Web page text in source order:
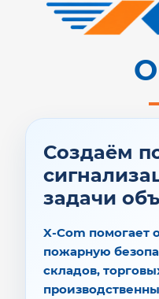
Создаём
задачи
X-Com помогает
пожарную
складов,